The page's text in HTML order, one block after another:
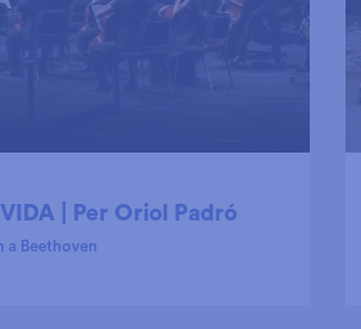
| Per Oriol Padró
a Beethoven